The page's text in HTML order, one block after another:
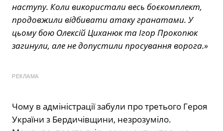
наступу. Коли використали весь боєкомплект,
продовжили відбивати атаку гранатами. У
цьому бою Олексій Циханюк та Ігор Прокопюк
загинули, але не допустили просування ворога.»
РЕКЛАМА
Чому в адміністрації забули про третього Героя
України з Бердичівщини, незрозуміло.